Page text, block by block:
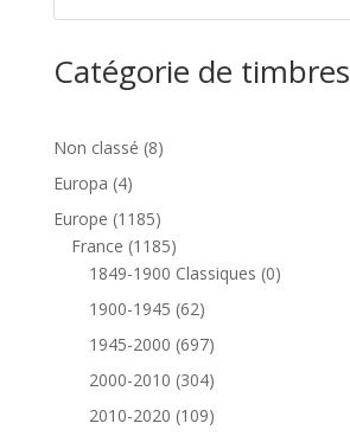
Catégorie de timbres
Non classé 88
Europa 44
produits
Europe 11851185
produits
France 11851185
produits
1849-1900 Classiques 00
1900-1945 6262
produits
1945-2000 697697
produits
2000-2010 304304
produits
2010-2020 109109